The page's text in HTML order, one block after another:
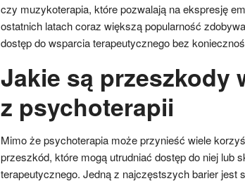
czy muzykoterapia, które pozwalają na ekspresję
ostatnich latach coraz większą popularność
dostęp do wsparcia terapeutycznego bez
Jakie są przeszkody
z psychoterapii
Mimo że psychoterapia może przynieść wiele
przeszkód, które mogą utrudniać dostęp do niej lub
terapeutycznego. Jedną z najczęstszych barier jest